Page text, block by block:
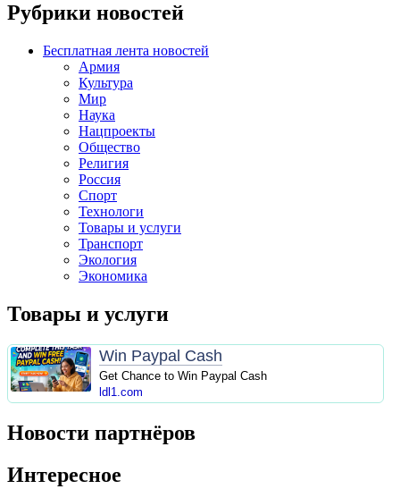
Рубрики новостей
Бесплатная лента новостей
Армия
Культура
Мир
Наука
Нацпроекты
Общество
Религия
Россия
Спорт
Технологи
Товары и услуги
Транспорт
Экология
Экономика
Товары и услуги
Win Paypal Cash
Get Chance to Win Paypal Cash
ldl1.com
Новости партнёров
Интересное